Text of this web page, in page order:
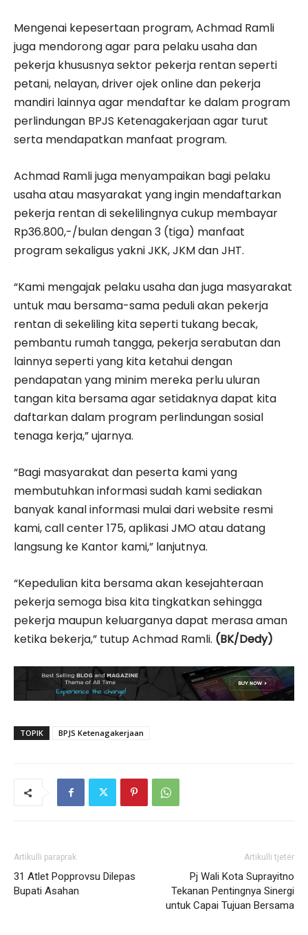
Mengenai kepesertaan program, Achmad Ramli
juga mendorong agar para pelaku usaha dan
pekerja khususnya sektor pekerja rentan seperti
petani, nelayan, driver ojek online dan pekerja
mandiri lainnya agar mendaftar ke dalam program
perlindungan BPJS Ketenagakerjaan agar turut
serta mendapatkan manfaat program.
Achmad Ramli juga menyampaikan bagi pelaku
usaha atau masyarakat yang ingin mendaftarkan
pekerja rentan di sekelilingnya cukup membayar
Rp36.800,-/bulan dengan 3 (tiga) manfaat
program sekaligus yakni JKK, JKM dan JHT.
“Kami mengajak pelaku usaha dan juga masyarakat
untuk mau bersama-sama peduli akan pekerja
rentan di sekeliling kita seperti tukang becak,
pembantu rumah tangga, pekerja serabutan dan
lainnya seperti yang kita ketahui dengan
pendapatan yang minim mereka perlu uluran
tangan kita bersama agar setidaknya dapat kita
daftarkan dalam program perlindungan sosial
tenaga kerja,” ujarnya.
“Bagi masyarakat dan peserta kami yang
membutuhkan informasi sudah kami sediakan
banyak kanal informasi mulai dari website resmi
kami, call center 175, aplikasi JMO atau datang
langsung ke Kantor kami,” lanjutnya.
“Kepedulian kita bersama akan kesejahteraan
pekerja semoga bisa kita tingkatkan sehingga
pekerja maupun keluarganya dapat merasa aman
ketika bekerja,” tutup Achmad Ramli. (BK/Dedy)
TOPIK BPJS Ketenagakerjaan
Artikulli paraprak
31 Atlet Popprovsu Dilepas
Bupati Asahan
Artikulli tjetër
Pj Wali Kota Suprayitno
Tekanan Pentingnya Sinergi
untuk Capai Tujuan Bersama